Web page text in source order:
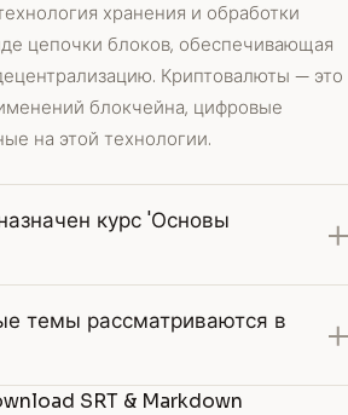
хранения и обработки
цепочки блоков, обеспечивающая
Криптовалюты — это
блокчейна, цифровые
на этой технологии.
курс 'Основы
темы рассматриваются в
SRT & Markdown